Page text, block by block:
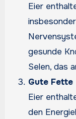
Eier
gesunde
Selen, das
Gute Fette
Eier
den